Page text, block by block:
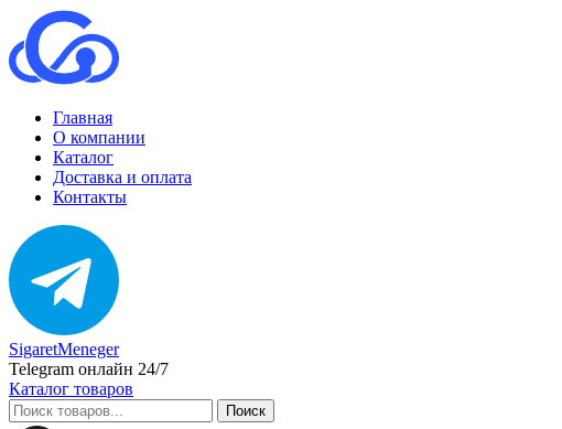
Главная
О компании
Каталог
Доставка и оплата
Контакты
SigaretMeneger
Telegram онлайн 24/7
Каталог товаров
Поиск